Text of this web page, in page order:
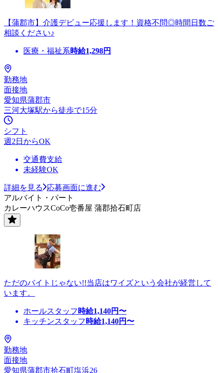
【蒲郡市】介護デビュー応援します！資格不問◎時間日数ご
相談ください♪
医療・福祉系時給1,298円
勤務地
面接地
愛知県蒲郡市
三河大塚駅から徒歩で15分
シフト
週2日からOK
交通費支給
未経験OK
詳細を見る
応募画面に進む
アルバイト・パート
カレーハウスCoCo壱番屋 蒲郡拾石町店
ただのバイトじゃない!!当店はワイズという会社が経営して
います。
ホールスタッフ 時給1,140円〜
キッチンスタッフ 時給1,140円〜
勤務地
面接地
愛知県蒲郡市拾石町塩浜26